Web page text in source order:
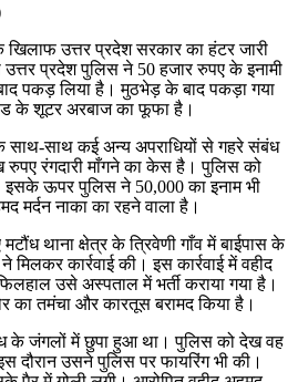
उत्तर प्रदेश सरकार का हंटर जारी
उत्तर प्रदेश पुलिस ने 50 हजार रुपए के इनामी
पकड़ लिया है। मुठभेड़ के बाद पकड़ा गया
के शूटर अरबाज का फूफा है।
साथ कई अन्य अपराधियों से गहरे संबंध
रुपए रंगदारी माँगने का केस है। पुलिस को
ऊपर पुलिस ने 50,000 का इनाम भी
मर्दन नाका का रहने वाला है।
थाना क्षेत्र के त्रिवेणी गाँव में बाईपास के
कार्रवाई की। इस कार्रवाई में वहीद
उसे अस्पताल में भर्ती कराया गया है।
का तमंचा और कारतूस बरामद किया है।
के जंगलों में छुपा हुआ था। पुलिस को देख वह
दौरान उसने पुलिस पर फायरिंग भी की।